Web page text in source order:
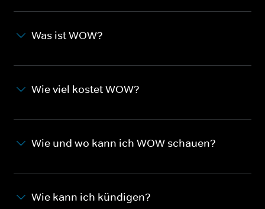
Was ist WOW?
Wie viel kostet WOW?
Wie und wo kann ich WOW schauen?
Wie kann ich kündigen?